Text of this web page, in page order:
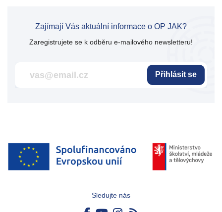
Zajímají Vás aktuální informace o OP JAK?
Zaregistrujete se k odběru e-mailového newsletteru!
Přihlásit se
Sledujte nás